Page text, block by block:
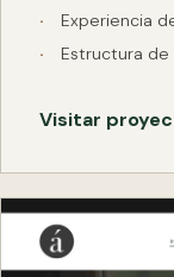
Experiencia
Estructura de
Visitar